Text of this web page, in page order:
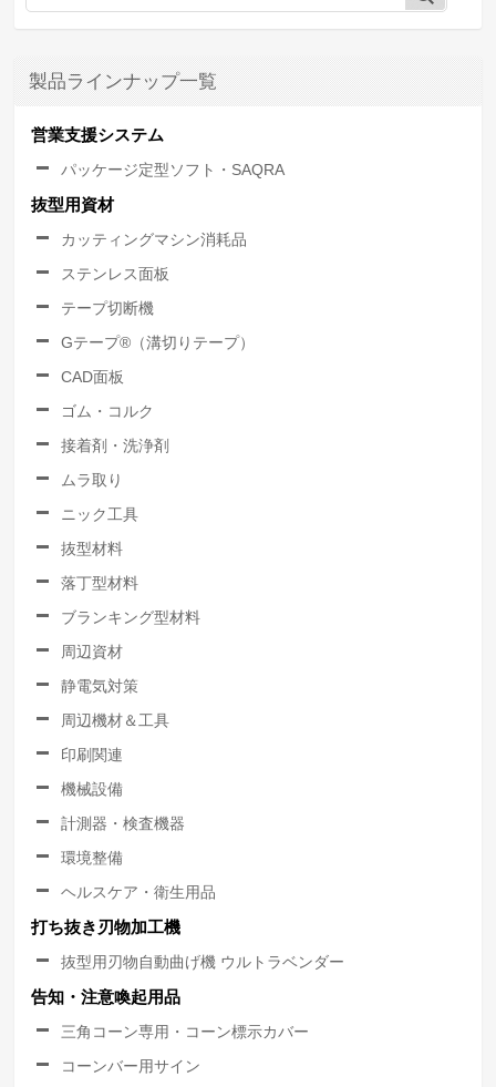
製品ラインナップ一覧
営業支援システム
パッケージ定型ソフト・SAQRA
抜型用資材
カッティングマシン消耗品
ステンレス面板
テープ切断機
Gテープ®（溝切りテープ）
CAD面板
ゴム・コルク
接着剤・洗浄剤
ムラ取り
ニック工具
抜型材料
落丁型材料
ブランキング型材料
周辺資材
静電気対策
周辺機材＆工具
印刷関連
機械設備
計測器・検査機器
環境整備
ヘルスケア・衛生用品
打ち抜き刃物加工機
抜型用刃物自動曲げ機 ウルトラベンダー
告知・注意喚起用品
三角コーン専用・コーン標示カバー
コーンバー用サイン